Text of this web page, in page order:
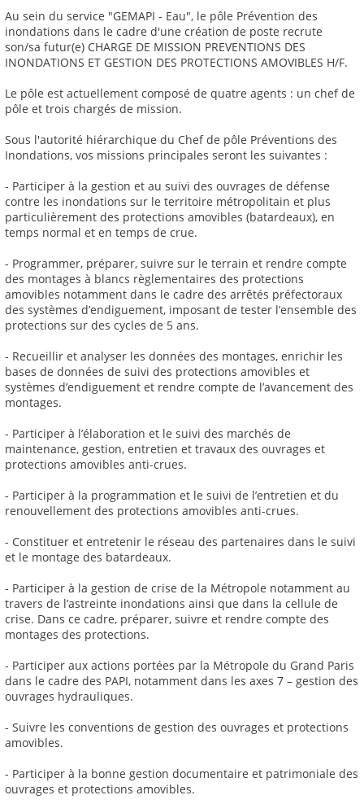
Au sein du service "GEMAPI - Eau", le pôle Prévention des
inondations dans le cadre d'une création de poste recrute
son/sa futur(e) CHARGE DE MISSION PREVENTIONS DES
INONDATIONS ET GESTION DES PROTECTIONS AMOVIBLES H/F.
Le pôle est actuellement composé de quatre agents : un chef de
pôle et trois chargés de mission.
Sous l'autorité hiérarchique du Chef de pôle Préventions des
Inondations, vos missions principales seront les suivantes :
- Participer à la gestion et au suivi des ouvrages de défense
contre les inondations sur le territoire métropolitain et plus
particulièrement des protections amovibles (batardeaux), en
temps normal et en temps de crue.
- Programmer, préparer, suivre sur le terrain et rendre compte
des montages à blancs règlementaires des protections
amovibles notamment dans le cadre des arrêtés préfectoraux
des systèmes d’endiguement, imposant de tester l’ensemble des
protections sur des cycles de 5 ans.
- Recueillir et analyser les données des montages, enrichir les
bases de données de suivi des protections amovibles et
systèmes d’endiguement et rendre compte de l’avancement des
montages.
- Participer à l’élaboration et le suivi des marchés de
maintenance, gestion, entretien et travaux des ouvrages et
protections amovibles anti-crues.
- Participer à la programmation et le suivi de l’entretien et du
renouvellement des protections amovibles anti-crues.
- Constituer et entretenir le réseau des partenaires dans le suivi
et le montage des batardeaux.
- Participer à la gestion de crise de la Métropole notamment au
travers de l’astreinte inondations ainsi que dans la cellule de
crise. Dans ce cadre, préparer, suivre et rendre compte des
montages des protections.
- Participer aux actions portées par la Métropole du Grand Paris
dans le cadre des PAPI, notamment dans les axes 7 – gestion des
ouvrages hydrauliques.
- Suivre les conventions de gestion des ouvrages et protections
amovibles.
- Participer à la bonne gestion documentaire et patrimoniale des
ouvrages et protections amovibles.